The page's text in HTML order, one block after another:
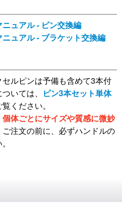
ュアル - ピン交換編
ュアル - ブラケット交換編
ルピンは予備も含めて3本付
いては、
ピン3本セット単体
ください。
個体ごとにサイズや質感に微妙
ご注文の前に、必ずハンドルの